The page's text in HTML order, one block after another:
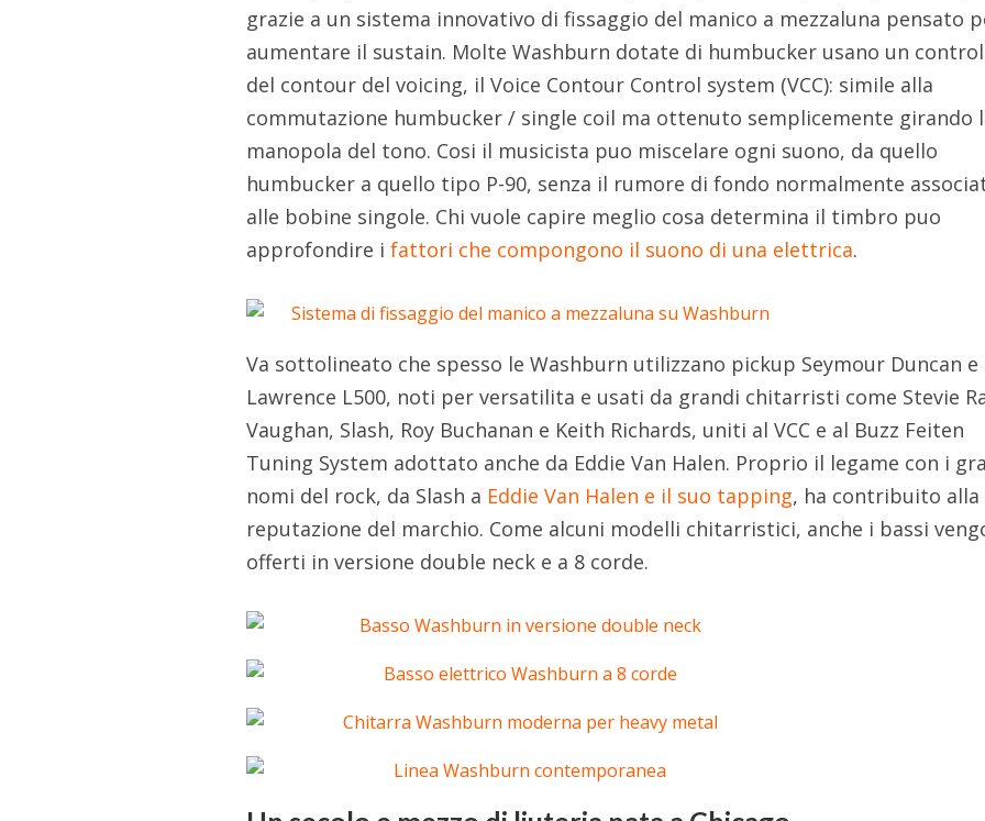
grazie a un sistema innovativo di fissaggio del manico a mezzaluna pensato
aumentare il sustain. Molte Washburn dotate di humbucker usano un
del contour del voicing, il Voice Contour Control system (VCC): simile alla
commutazione humbucker / single coil ma ottenuto semplicemente girando
manopola del tono. Cosi il musicista puo miscelare ogni suono, da quello
humbucker a quello tipo P-90, senza il rumore di fondo normalmente
alle bobine singole. Chi vuole capire meglio cosa determina il timbro puo
approfondire ifattori che compongono il suono di una elettrica.
Va sottolineato che spesso le Washburn utilizzano pickup Seymour Duncan e
Lawrence L500, noti per versatilita e usati da grandi chitarristi come Stevie
Vaughan, Slash, Roy Buchanan e Keith Richards, uniti al VCC e al Buzz Feiten
Tuning System adottato anche da Eddie Van Halen. Proprio il legame con i
nomi del rock, da Slash a Eddie Van Halen e il suo tapping, ha contribuito alla
reputazione del marchio. Come alcuni modelli chitarristici, anche i bassi
offerti in versione double neck e a 8 corde.